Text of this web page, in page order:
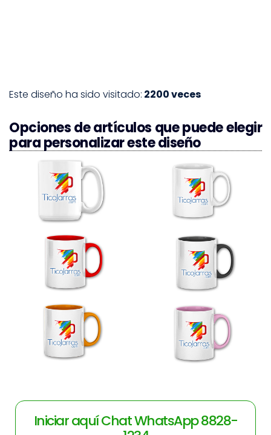
Este diseño ha sido visitado: 2200 veces
Opciones de artículos que puede elegir
para personalizar este diseño
Iniciar aquí Chat WhatsApp 8828-